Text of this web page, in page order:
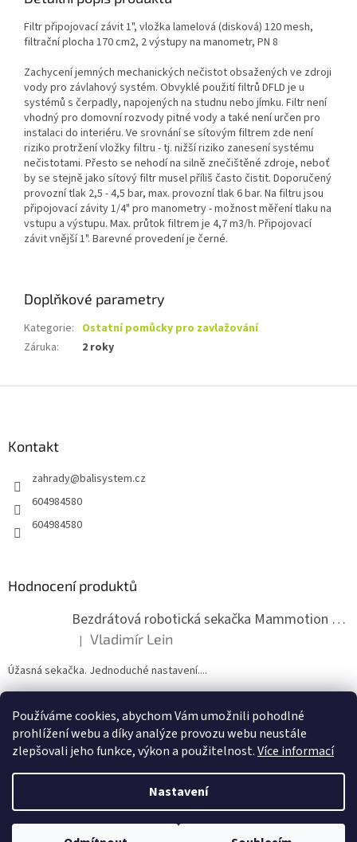
Používáme cookies, abychom Vám umožnili pohodlné
prohlížení webu a díky analýze provozu webu neustále
zlepšovali jeho funkce, výkon a použitelnost.Více informací
Nastavení
Filtr připojovací závit 1", vložka lamelová (disková) 120 mesh,
filtrační plocha 170 cm2, 2 výstupy na manometr, PN 8
Zachycení jemných mechanických nečistot obsažených ve zdroji
vody pro závlahový systém. Obvyklé použití filtrů DFLD je u
systémů s čerpadly, napojených na studnu nebo jímku. Filtr není
vhodný pro domovní rozvody pitné vody a také není určen pro
instalaci do interiéru. Ve srovnání se sítovým filtrem zde není
riziko protržení vložky filtru - tj. nižší riziko zanesení systému
nečistotami. Přesto se nehodí na silně znečištěné zdroje, neboť
by se stejně jako sítový filtr musel příliš často čistit. Doporučený
provozní tlak 2,5 - 4,5 bar, max. provozní tlak 6 bar. Na filtru jsou
připojovací závity 1/4" pro manometry - možnost měření tlaku na
vstupu a výstupu. Max. průtok filtrem je 4,7 m3/h. Připojovací
závit vnější 1". Barevné provedení je černé.
Doplňkové parametry
Kategorie: Ostatní pomůcky pro zavlažování
Záruka: 2 roky
Kontakt
zahrady@balisystem.cz
604984580
604984580
Hodnocení produktů
Bezdrátová robotická sekačka Mammotion LUBA mini 2 1500
Hodnocení produktu je 5 z 5 hvězdiček.
| Vladimír Lein
Úžasná sekačka. Jednoduché nastavení....
ZDE NÁM MŮŽETE VLOŽIT HODNOCENÍ
Vytvořil Shoptet